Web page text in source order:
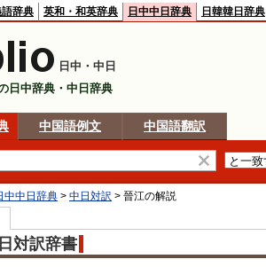
辞典 英和・和英辞典 日中中日辞典 日韓韓日辞典
日中・中日
日中辞典・中日辞典
中国語例文 中国語翻訳
中中日辞典 > 中日対訳 > 晉江の解説
対訳辞書